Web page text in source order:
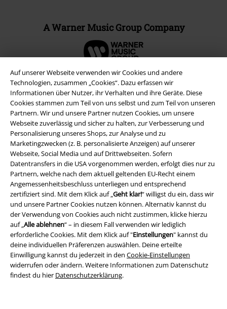
Auf unserer Webseite verwenden wir Cookies und andere
Technologien, zusammen „Cookies“. Dazu erfassen wir
Informationen über Nutzer, ihr Verhalten und ihre Geräte. Diese
Cookies stammen zum Teil von uns selbst und zum Teil von unseren
Partnern. Wir und unsere Partner nutzen Cookies, um unsere
Webseite zuverlässig und sicher zu halten, zur Verbesserung und
Personalisierung unseres Shops, zur Analyse und zu
Marketingzwecken (z. B. personalisierte Anzeigen) auf unserer
Webseite, Social Media und auf Drittwebseiten. Sofern
Datentransfers in die USA vorgenommen werden, erfolgt dies nur zu
Partnern, welche nach dem aktuell geltenden EU-Recht einem
Angemessenheitsbeschluss unterliegen und entsprechend
zertifiziert sind. Mit dem Klick auf „Geht klar!“ willigst du ein, dass wir
und unsere Partner Cookies nutzen können. Alternativ kannst du
der Verwendung von Cookies auch nicht zustimmen, klicke hierzu
auf „Alle ablehnen“ – in diesem Fall verwenden wir lediglich
erforderliche Cookies. Mit dem Klick auf "Einstellungen" kannst du
deine individuellen Präferenzen auswählen. Deine erteilte
Einwilligung kannst du jederzeit in den Cookie-Einstellungen
widerrufen oder ändern. Weitere Informationen zum Datenschutz
findest du hier Datenschutzerklärung.
A Warner Music Group Company
Rechtliches
AGB
Impressum
Datenschutz
Entsorgung und Umweltschutz